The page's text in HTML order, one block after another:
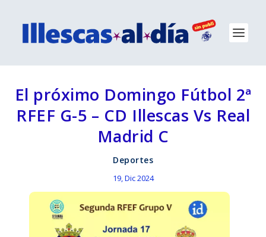
El próximo Domingo Fútbol 2ª
RFEF G-5 – CD Illescas Vs Real
Madrid C
Deportes
19, Dic 2024